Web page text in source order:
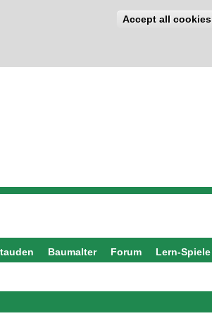
Accept all cookies
Baumalter Forum Lern-Spiele